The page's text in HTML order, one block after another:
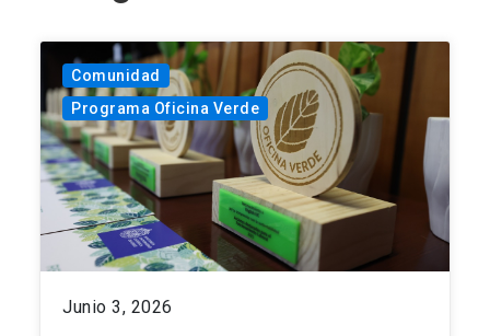
Comunidad
Programa Oficina Verde
Junio 3, 2026